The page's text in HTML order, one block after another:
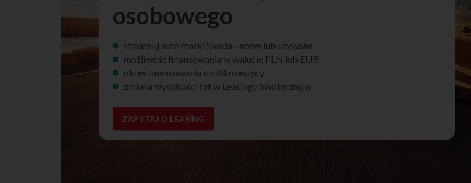
osobowego
sfinansuj auto marki Skoda - nowe lub używane
możliwość finansowania w walucie PLN lub EUR
okres finansowania do 84 miesięcy
zmiana wysokości rat w Leasingu Swobodnym
ZAPYTAJ O LEASING